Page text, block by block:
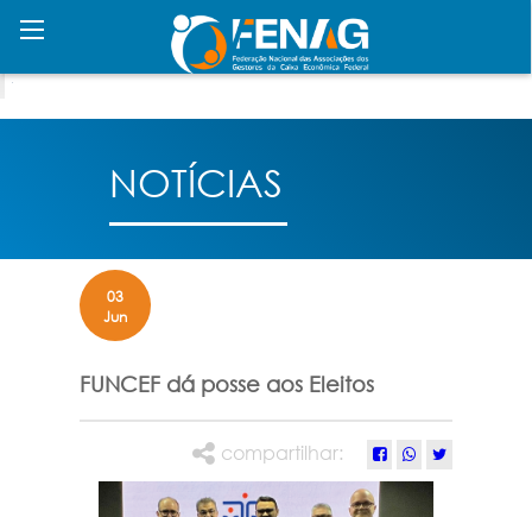
NOTÍCIAS
03
Jun
FUNCEF dá posse aos Eleitos
compartilhar: